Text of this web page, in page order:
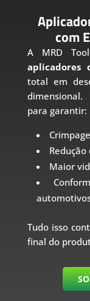
com
A MRD
aplicadores
total em
para garantir:
Maior
Tudo isso
final do